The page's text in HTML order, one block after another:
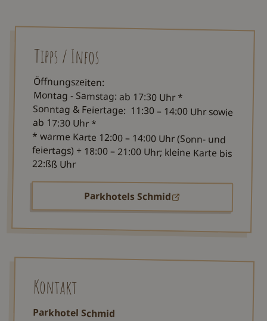
Kontakt
Parkhotel Schmid
Tipps / Infos
Öffnungszeiten:
Montag - Samstag: ab 17:30 Uhr *
Sonntag & Feiertage: 11:30 – 14:00 Uhr sowie
ab 17:30 Uhr *
* warme Karte 12:00 – 14:00 Uhr (Sonn- und
feiertags) + 18:00 – 21:00 Uhr; kleine Karte bis
22:ßß Uhr
Parkhotels Schmid